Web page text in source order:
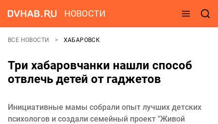
НОВОСТИ
ВСЕ НОВОСТИ ХАБАРОВСК
Три хабаровчанки нашли способ
отвлечь детей от гаджетов
Инициативные мамы собрали опыт лучших детских
психологов и создали семейный проект "Живой